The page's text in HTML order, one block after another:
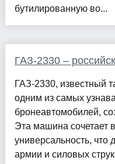
бутилированную во...
ГАЗ-2330 –
ГАЗ-2330, известный
одним из самых
бронеавтомобилей,
Эта машина сочетает
универсальность, что
армии и силовых